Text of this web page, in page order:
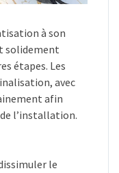
à son
solidement
étapes. Les
avec
afin
l’installation.
le